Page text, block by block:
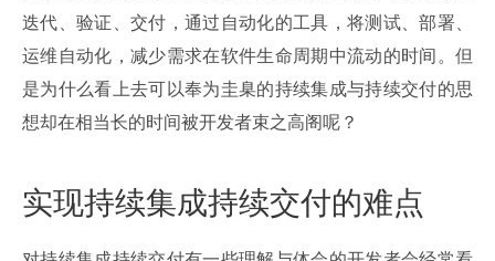
迭代、验证、交付，通过自动化的工具，将测试、部署、
运维自动化，减少需求在软件生命周期中流动的时间。但
是为什么看上去可以奉为圭臬的持续集成与持续交付的思
想却在相当长的时间被开发者束之高阁呢？
实现持续集成持续交付的难点